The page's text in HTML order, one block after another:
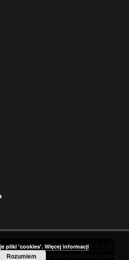
DInGO dLibra 6.3.15
Centrum Superkomputerowo-
pliki 'cookies'. Więcej informacji
Rozumiem